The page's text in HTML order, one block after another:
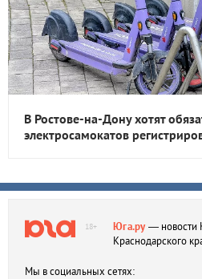
В Ростове-на-Дону хотят
электросамокатов
18+ Юга.ру— новости
Краснодарского
Мы в социальных сетях: